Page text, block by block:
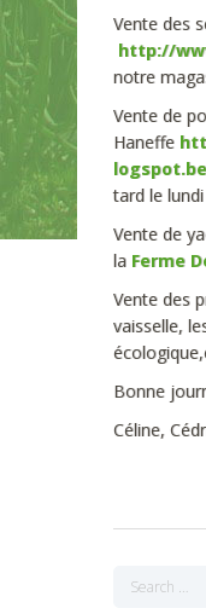
Vente des
http://
notre
Vente de
Haneffe
tard le
Vente de
la Ferme
Vente des
vaisselle,
Bonne
Céline,